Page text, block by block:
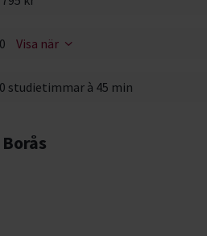
Visa när
studietimmar à 45 min